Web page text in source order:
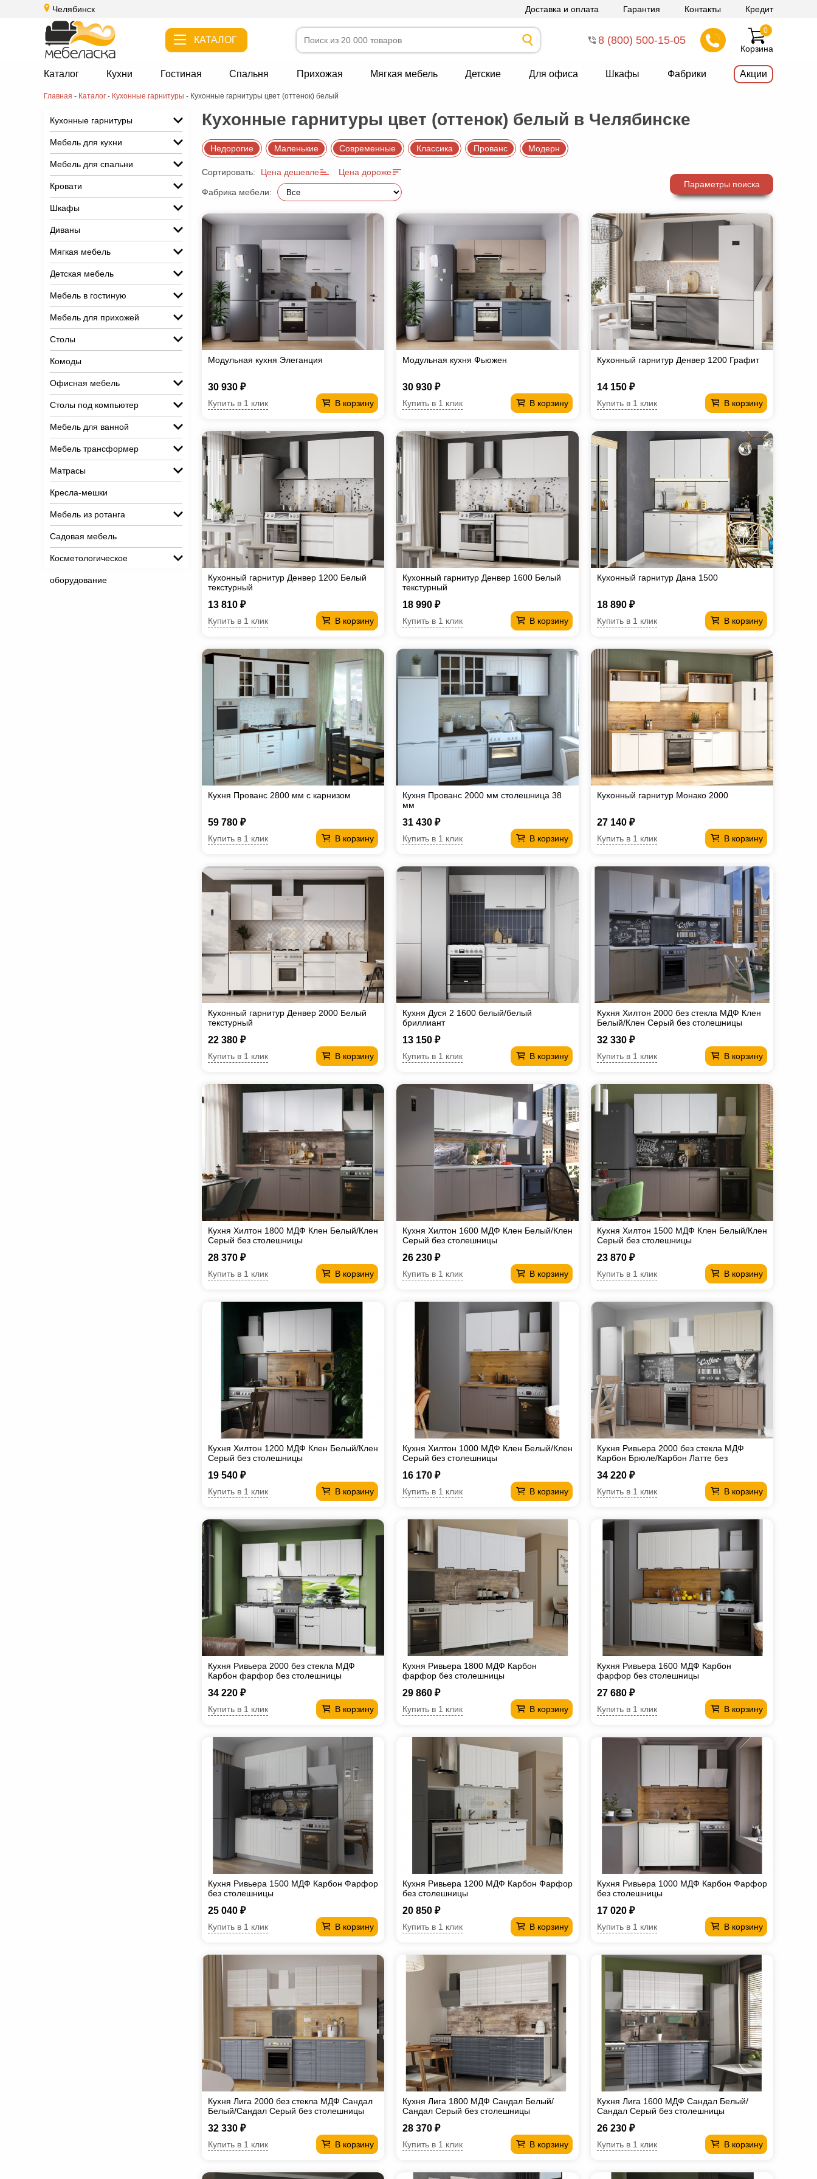
Челябинск Доставка и оплата Гарантия Контакты Кредит
КАТАЛОГ 8 (800) 500-15-05
Корзина
0
Каталог Кухни Гостиная Спальня Прихожая Мягкая мебель Детские Для офиса Шкафы Фабрики Акции
Главная - Каталог - Кухонные гарнитуры - Кухонные гарнитуры цвет (оттенок) белый
Кухонные гарнитуры
Мебель для кухни
Мебель для спальни
Кровати
Шкафы
Диваны
Мягкая мебель
Детская мебель
Мебель в гостиную
Мебель для прихожей
Столы
Комоды
Офисная мебель
Столы под компьютер
Мебель для ванной
Мебель трансформер
Матрасы
Кресла-мешки
Мебель из ротанга
Садовая мебель
Косметологическое
оборудование
Кухонные гарнитуры цвет (оттенок) белый в Челябинске
Недорогие Маленькие Современные Классика Прованс Модерн
Сортировать: Цена дешевле Цена дороже
Фабрика мебели:
Параметры поиска
Модульная кухня Элеганция
30 930 ₽
В корзину
Купить в 1 клик
Модульная кухня Фьюжен
30 930 ₽
В корзину
Купить в 1 клик
Кухонный гарнитур Денвер 1200 Графит
14 150 ₽
В корзину
Купить в 1 клик
Кухонный гарнитур Денвер 1200 Белый
текстурный
13 810 ₽
В корзину
Купить в 1 клик
Кухонный гарнитур Денвер 1600 Белый
текстурный
18 990 ₽
В корзину
Купить в 1 клик
Кухонный гарнитур Дана 1500
18 890 ₽
В корзину
Купить в 1 клик
Кухня Прованс 2800 мм с карнизом
59 780 ₽
В корзину
Купить в 1 клик
Кухня Прованс 2000 мм столешница 38
мм
31 430 ₽
В корзину
Купить в 1 клик
Кухонный гарнитур Монако 2000
27 140 ₽
В корзину
Купить в 1 клик
Кухонный гарнитур Денвер 2000 Белый
текстурный
22 380 ₽
В корзину
Купить в 1 клик
Кухня Дуся 2 1600 белый/белый
бриллиант
13 150 ₽
В корзину
Купить в 1 клик
Кухня Хилтон 2000 без стекла МДФ Клен
Белый/Клен Серый без столешницы
32 330 ₽
В корзину
Купить в 1 клик
Кухня Хилтон 1800 МДФ Клен Белый/Клен
Серый без столешницы
28 370 ₽
В корзину
Купить в 1 клик
Кухня Хилтон 1600 МДФ Клен Белый/Клен
Серый без столешницы
26 230 ₽
В корзину
Купить в 1 клик
Кухня Хилтон 1500 МДФ Клен Белый/Клен
Серый без столешницы
23 870 ₽
В корзину
Купить в 1 клик
Кухня Хилтон 1200 МДФ Клен Белый/Клен
Серый без столешницы
19 540 ₽
В корзину
Купить в 1 клик
Кухня Хилтон 1000 МДФ Клен Белый/Клен
Серый без столешницы
16 170 ₽
В корзину
Купить в 1 клик
Кухня Ривьера 2000 без стекла МДФ
Карбон Брюле/Карбон Латте без
34 220 ₽
В корзину
Купить в 1 клик
Кухня Ривьера 2000 без стекла МДФ
Карбон фарфор без столешницы
34 220 ₽
В корзину
Купить в 1 клик
Кухня Ривьера 1800 МДФ Карбон
фарфор без столешницы
29 860 ₽
В корзину
Купить в 1 клик
Кухня Ривьера 1600 МДФ Карбон
фарфор без столешницы
27 680 ₽
В корзину
Купить в 1 клик
Кухня Ривьера 1500 МДФ Карбон Фарфор
без столешницы
25 040 ₽
В корзину
Купить в 1 клик
Кухня Ривьера 1200 МДФ Карбон Фарфор
без столешницы
20 850 ₽
В корзину
Купить в 1 клик
Кухня Ривьера 1000 МДФ Карбон Фарфор
без столешницы
17 020 ₽
В корзину
Купить в 1 клик
Кухня Лига 2000 без стекла МДФ Сандал
Белый/Сандал Серый без столешницы
32 330 ₽
В корзину
Купить в 1 клик
Кухня Лига 1800 МДФ Сандал Белый/
Сандал Серый без столешницы
28 370 ₽
В корзину
Купить в 1 клик
Кухня Лига 1600 МДФ Сандал Белый/
Сандал Серый без столешницы
26 230 ₽
В корзину
Купить в 1 клик